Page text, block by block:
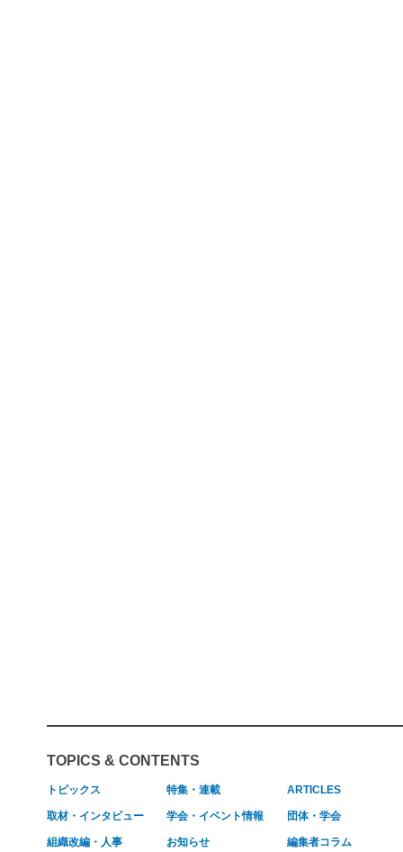
TOPICS & CONTENTS
トピックス 特集・連載 ARTICLES
取材・インタビュー 学会・イベント情報 団体・学会
組織改編・人事 お知らせ 編集者コラム